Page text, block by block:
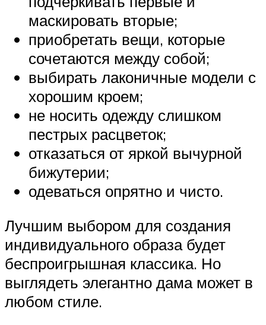
маскировать вторые;
приобретать вещи, которые
сочетаются между собой;
выбирать лаконичные модели с
хорошим кроем;
не носить одежду слишком
пестрых расцветок;
отказаться от яркой вычурной
бижутерии;
одеваться опрятно и чисто.
Лучшим выбором для создания
индивидуального образа будет
беспроигрышная классика. Но
выглядеть элегантно дама может в
любом стиле.